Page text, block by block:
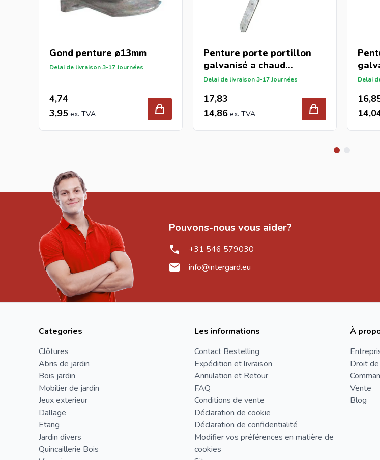
Gond penture ø13mm
Delai de livraison 3-17 Journées
4,74
3,95
Penture porte portillon
galvanisé a chaud
ø13/800mm
Delai de livraison 3-17 Journées
17,83
14,86
ø13/
Delai
Pouvons-nous vous aider?
+31 546 579030
info@intergard.eu
Categories
Clôtures
Abris de jardin
Bois jardin
Mobilier de jardin
Jeux exterieur
Dallage
Etang
Jardin divers
Quincaillerie Bois
Les informations
Contact Bestelling
Expédition et livraison
Annulation et Retour
FAQ
Conditions de vente
Déclaration de cookie
Déclaration de confidentialité
Modifier vos préférences en matière de
cookies
À
Droit
Vente
Blog